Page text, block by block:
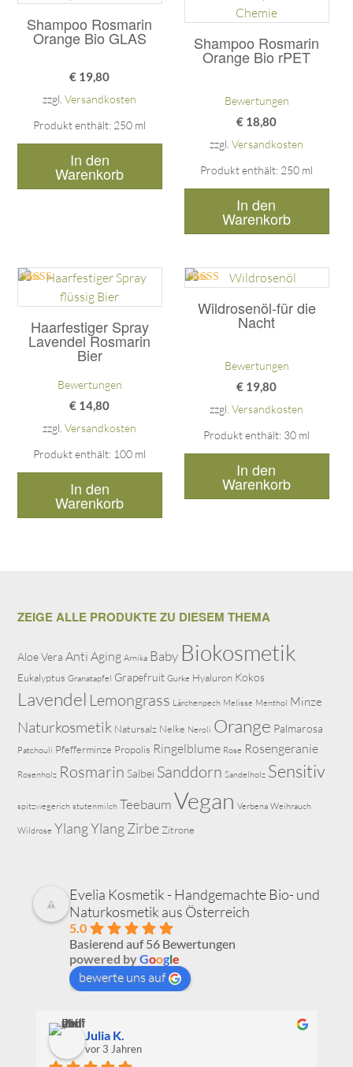
Shampoo Rosmarin
Orange Bio GLAS
€ 19,80
zzgl.Versandkosten
Produkt enthält: 250 ml
In den
Warenkorb
Shampoo Rosmarin
Orange Bio rPET
Bewertet mit
Bewertungen
€ 18,80
zzgl.Versandkosten
Produkt enthält: 250 ml
In den
Warenkorb
Haarfestiger Spray
Lavendel Rosmarin
Bier
Bewertet mit
Bewertungen
€ 14,80
zzgl.Versandkosten
Produkt enthält: 100 ml
In den
Warenkorb
Wildrosenöl-für die
Nacht
5.00
von 5
Bewertungen
€ 19,80
zzgl.Versandkosten
Produkt enthält: 30 ml
In den
Warenkorb
ZEIGE ALLE PRODUKTE ZU DIESEM THEMA
Aloe Vera Anti Aging Arnika Baby Biokosmetik
Eukalyptus Granatapfel Grapefruit Gurke Hyaluron Kokos
Lavendel Lemongrass Lärchenpech Melisse Menthol Minze
Naturkosmetik Natursalz Nelke Neroli Orange Palmarosa
Patchouli Pfefferminze Propolis Ringelblume Rose Rosengeranie
Rosenholz Rosmarin Salbei Sanddorn Sandelholz Sensitiv
spitzwegerich stutenmilch TeebaumVegan Verbena Weihrauch
Wildrose Ylang YlangZirbe Zitrone
Evelia Kosmetik - Handgemachte Bio- und
Naturkosmetik aus Österreich
5.0
Basierend auf 56 Bewertungen
powered byGoogle
bewerte uns auf
Iris Bachler
vor 3 Jahren